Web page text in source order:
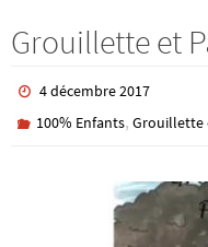
Grouillette et
4 décembre 2017
100% Enfants,Grouillette